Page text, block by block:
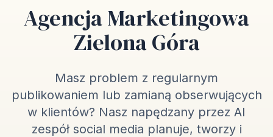
Agencja Marketingowa
Zielona Góra
Masz problem z regularnym
publikowaniem lub zamianą obserwujących
w klientów? Nasz napędzany przez AI
zespół social media planuje, tworzy i